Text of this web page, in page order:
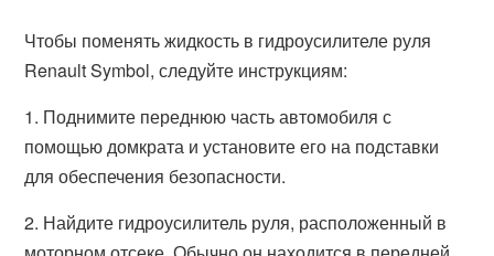
Чтобы поменять жидкость в гидроусилителе руля
Renault Symbol, следуйте инструкциям:
1. Поднимите переднюю часть автомобиля с
помощью домкрата и установите его на подставки
для обеспечения безопасности.
2. Найдите гидроусилитель руля, расположенный в